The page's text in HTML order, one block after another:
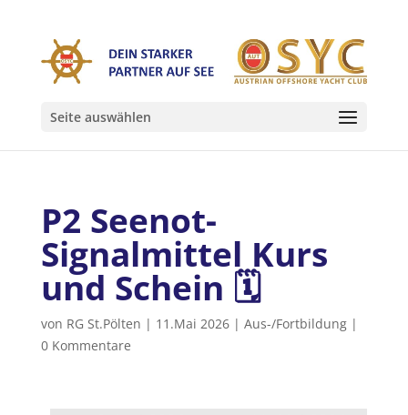
Seite auswählen
P2 Seenot-
Signalmittel Kurs
und Schein 🗓
von RG St.Pölten | 11.Mai 2026| Aus-/Fortbildung|
0 Kommentare